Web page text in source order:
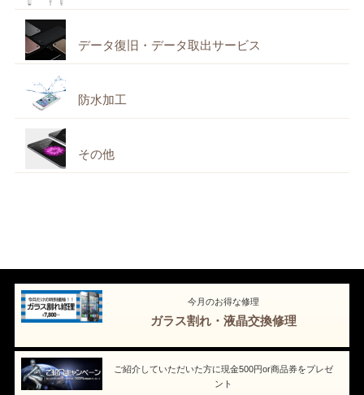
データ復旧・データ取出サービス
防水加工
その他
今月のお得な修理
ガラス割れ・液晶交換修理
ご紹介していただいた方に現金500円or商品券をプレゼ
ント